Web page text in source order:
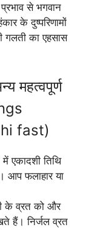
से भगवान
के दुष्परिणामों
गलती का एहसास
महत्वपूर्ण
fast)
एकादशी तिथि
आप फलाहार या
के व्रत को और
हैं। निर्जल व्रत